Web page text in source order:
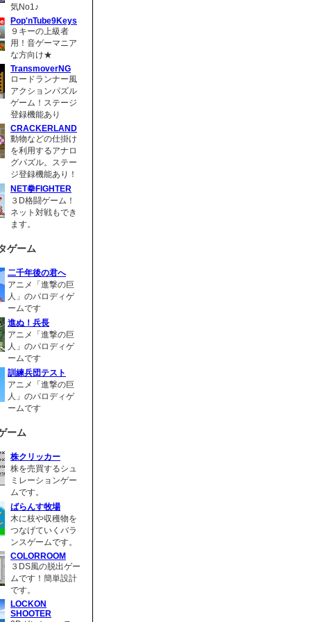
気No1♪
Pop'nTube9Keys
９キーの上級者
用！音ゲーマニア
な方向け★
TransmoverNG
ロードランナー風
アクションパズル
ゲーム！ステージ
登録機能あり
CRACKERLAND
動物などの仕掛け
を利用するアナロ
グパズル。ステー
ジ登録機能あり！
NET拳FIGHTER
３D格闘ゲーム！
ネット対戦もでき
ます。
ゲーム
二千年後の君へ
アニメ「進撃の巨
人」のパロディゲ
ームです
進ぬ！兵長
アニメ「進撃の巨
人」のパロディゲ
ームです
訓練兵団テスト
アニメ「進撃の巨
人」のパロディゲ
ームです
ーム
株クリッカー
株を売買するシュ
ミレーションゲー
ムです。
ばらんす牧場
木に枝や収穫物を
つなげていくバラ
ンスゲームです。
COLORROOM
３DS風の脱出ゲー
ムです！簡単設計
です。
LOCKON
SHOOTER